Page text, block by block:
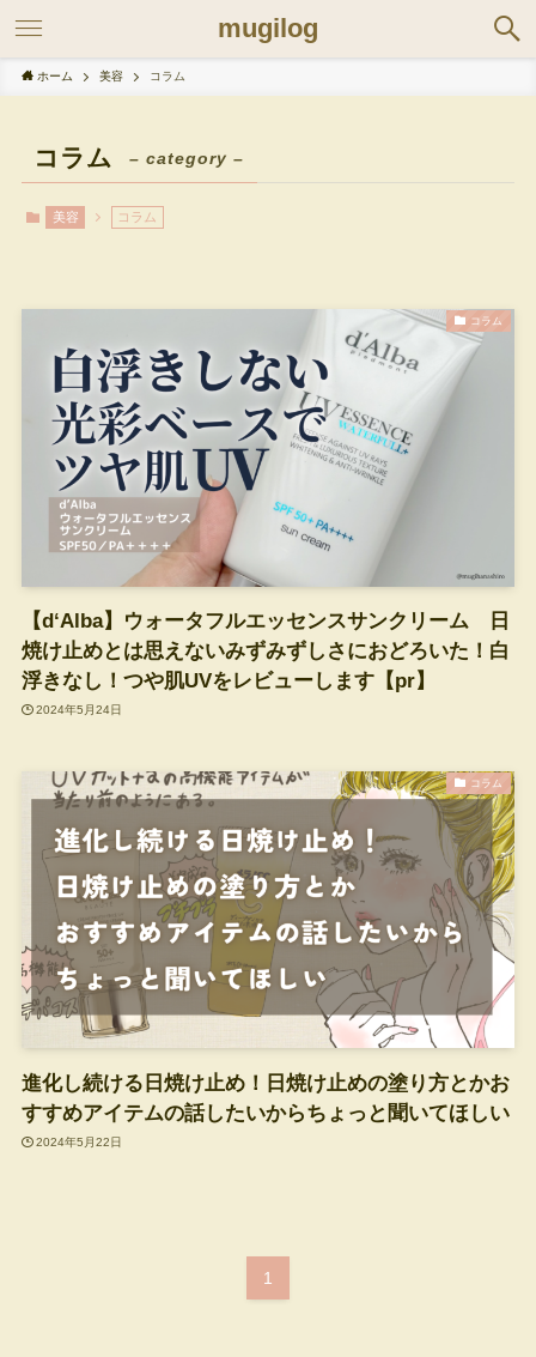
mugilog
ホーム 美容 コラム
コラム – category –
美容 コラム
コラム
【d‘Alba】ウォータフルエッセンスサンクリーム 日
焼け止めとは思えないみずみずしさにおどろいた！白
浮きなし！つや肌UVをレビューします【pr】
2024年5月24日
コラム
進化し続ける日焼け止め！日焼け止めの塗り方とかお
すすめアイテムの話したいからちょっと聞いてほしい
2024年5月22日
1